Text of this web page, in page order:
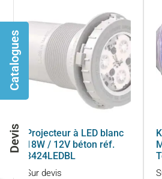
Catalogues
Devis
Projecteur à LED blanc
18W / 12V béton réf.
3424LEDBL
Sur devis